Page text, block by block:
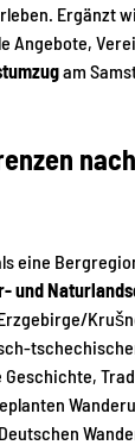
Ergänzt
Angebote,
am
nach
eine
und